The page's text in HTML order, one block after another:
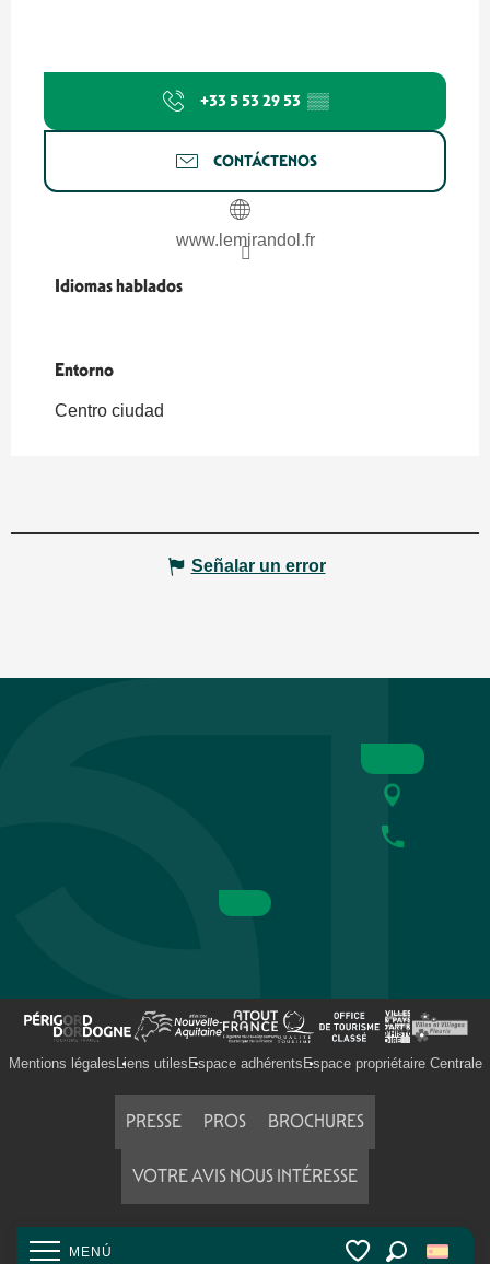
MENÚ
+33 5 53 29 53 ▒▒
CONTÁCTENOS
www.lemirandol.fr
Idiomas hablados
Idiomas hablados
Entorno
Entorno
Centro ciudad
Señalar un error
Mentions légales Liens utiles Espace adhérents Espace propriétaire Centrale
PRESSE PROS BROCHURES
VOTRE AVIS NOUS INTÉRESSE